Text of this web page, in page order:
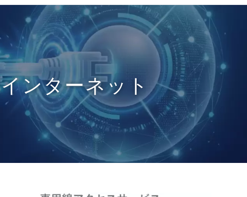
VPN インターネット接続
IP電話 セキュリティ
拠点間接続の最適化
コストの削減と運用の
コラム
ンターネット